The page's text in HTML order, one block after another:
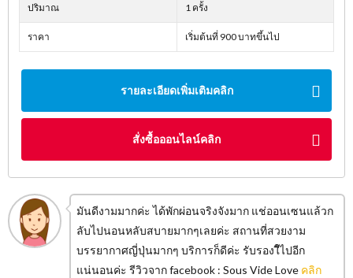
ปริมาณ 1 ครั้ง
ราคา เริ่มต้นที่ 900 บาทขึ้นไป
รายละเอียดเพิ่มเติมคลิก
สั่งซื้อออนไลน์คลิก
มันดีงามมากค่ะ​ ได้พักผ่อนจริงจังมาก​ แช่ออนเซนแล้วก
ลับไปนอนหลับสบายมากๆเลยค่ะ สถานที่สวยงาม​
บรรยากาศ​ญี่ปุ่น​มากๆ​ บริการก็ดีค่ะ​ รับรองใีไปอีก
แน่นอนค่ะ รีวิวจาก facebook : Sous Vide Love คลิก